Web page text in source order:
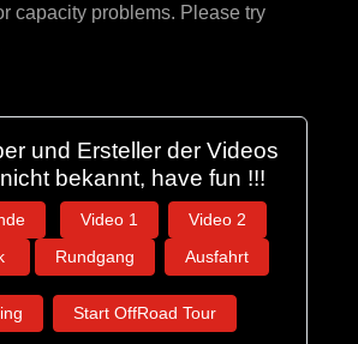
capacity problems. Please try
und Ersteller der Videos
bekannt, have fun !!!
Video 1
Video 2
Rundgang Ausfahrt
Start OffRoad Tour